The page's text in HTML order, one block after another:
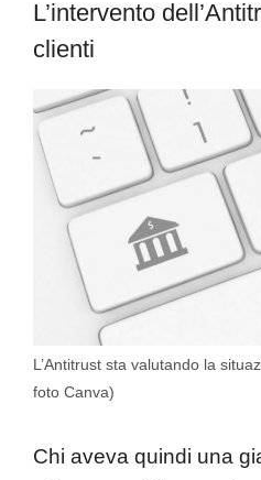
L’intervento
clienti
L’Antitrust sta valutando la
foto Canva)
Chi aveva quindi una